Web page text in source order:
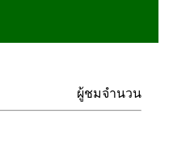
ผู้ชมจำนวน